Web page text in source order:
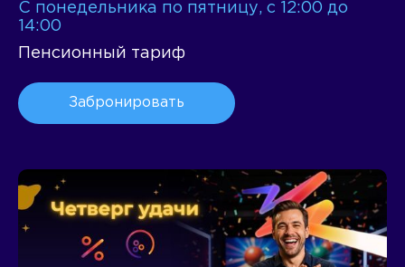
С понедельника по пятницу, с 12:00 до
14:00
Пенсионный тариф
Забронировать